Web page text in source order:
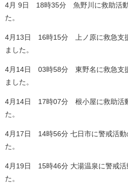
​​4月 9日 18時35分 魚野川に救助活動
た。
4月13日 16時15分 上ノ原に救急支
ました。
4月14日 03時58分 東野名に救急支
ました。
​​4月14日 17時07分 根小屋に救助活
た。​
4月17日 14時56分 七日市に警戒活動
た。
4月19日 15時46分 大湯温泉に警戒活
た。